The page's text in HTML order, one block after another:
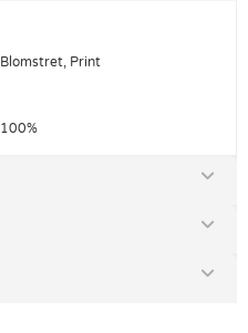
Blomstret, Print
100%